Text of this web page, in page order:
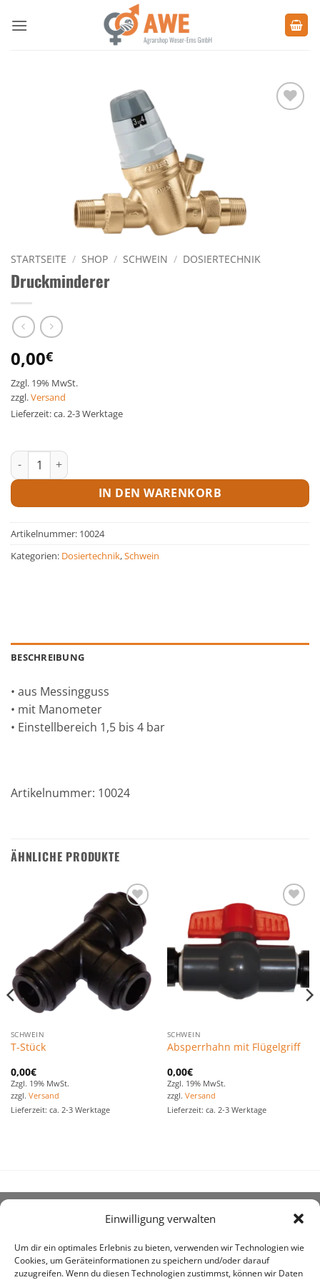
Einwilligung verwalten
Um dir ein optimales Erlebnis zu bieten, verwenden wir Technologien wie
Cookies, um Geräteinformationen zu speichern und/oder darauf
zuzugreifen. Wenn du diesen Technologien zustimmst, können wir Daten
Inhalt
STARTSEITE / SHOP / SCHWEIN / DOSIERTECHNIK
Druckminderer
0,00€
Zzgl. 19% MwSt.
zzgl.Versand
Lieferzeit: ca. 2-3 Werktage
Druckminderer Menge
IN DEN WARENKORB
Artikelnummer: 10024
Kategorien: Dosiertechnik,Schwein
BESCHREIBUNG
• aus Messingguss
• mit Manometer
• Einstellbereich 1,5 bis 4 bar
Artikelnummer: 10024
ÄHNLICHE PRODUKTE
Zu den
Favoriten
hinzufügen
SCHWEIN
T-Stück
0,00€
Zzgl. 19% MwSt.
zzgl. Versand
Lieferzeit: ca. 2-3 Werktage
Zu den
Favoriten
hinzufügen
SCHWEIN
Absperrhahn mit Flügelgriff
0,00€
Zzgl. 19% MwSt.
zzgl. Versand
Lieferzeit: ca. 2-3 Werktage